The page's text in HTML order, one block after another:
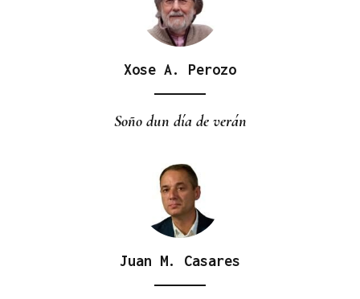
Xose A. Perozo
Soño dun día de verán
Juan M. Casares